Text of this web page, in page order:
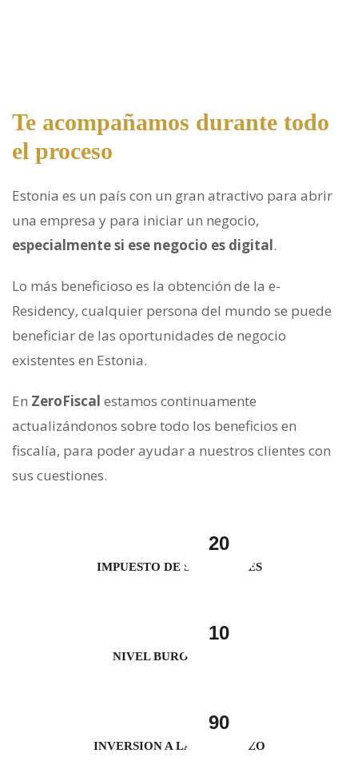
Te acompañamos durante todo
el proceso
Estonia es un país con un gran atractivo para abrir
una empresa y para iniciar un negocio,
especialmente si ese negocio es digital.
Lo más beneficioso es la obtención de la e-
Residency, cualquier persona del mundo se puede
beneficiar de las oportunidades de negocio
existentes en Estonia.
En ZeroFiscal estamos continuamente
actualizándonos sobre todo los beneficios en
fiscalía, para poder ayudar a nuestros clientes con
sus cuestiones.
20
IMPUESTO DE SOCIEDADES
10
NIVEL BUROCRÁTICO
90
INVERSION A LARGO PLAZO